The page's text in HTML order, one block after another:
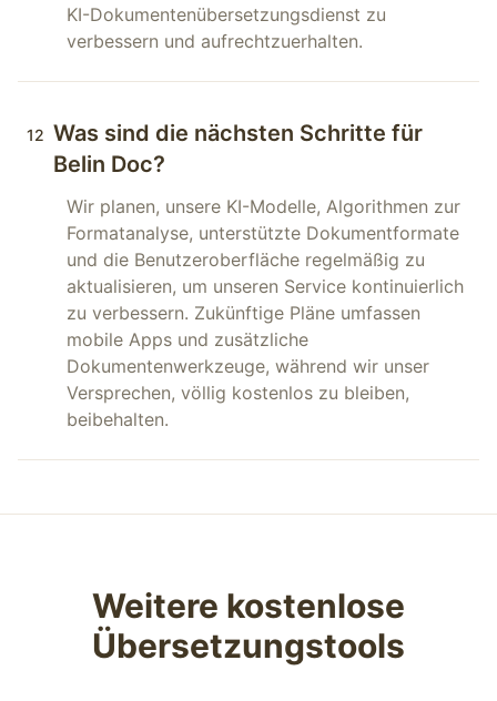
KI-Dokumentenübersetzungsdienst zu
verbessern und aufrechtzuerhalten.
12 Was sind die nächsten Schritte für
Belin Doc?
Wir planen, unsere KI-Modelle, Algorithmen zur
Formatanalyse, unterstützte Dokumentformate
und die Benutzeroberfläche regelmäßig zu
aktualisieren, um unseren Service kontinuierlich
zu verbessern. Zukünftige Pläne umfassen
mobile Apps und zusätzliche
Dokumentenwerkzeuge, während wir unser
Versprechen, völlig kostenlos zu bleiben,
beibehalten.
Weitere kostenlose
Übersetzungstools